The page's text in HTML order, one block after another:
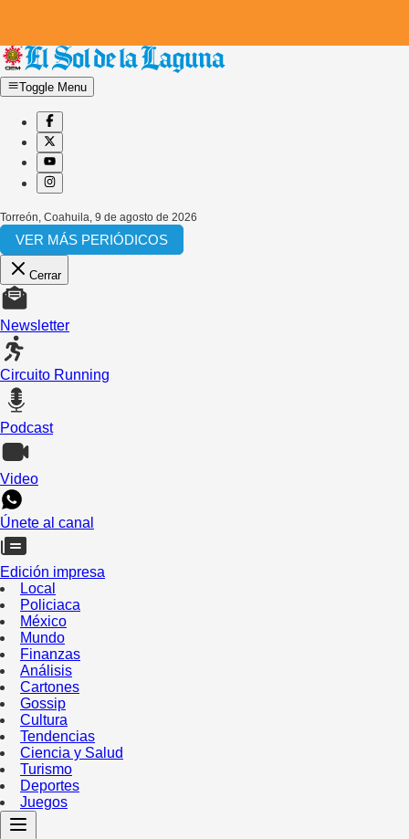
Toggle Menu
Torreón, Coahuila 9 de agosto de 2026
VER MÁS PERIÓDICOS
Cerrar
Newsletter
Circuito Running
Podcast
Video
Únete al canal
Edición impresa
Local
Policiaca
México
Mundo
Finanzas
Análisis
Cartones
Gossip
Cultura
Tendencias
Ciencia y Salud
Turismo
Deportes
Juegos